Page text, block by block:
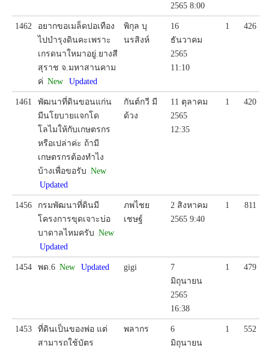
2565 8:00
1462
อยากขอเมล็ดปอเทือง
ไปบำรุงดินคะเพราะ
เกรดนาใหมาอยู่.ยางสี
สุราช จ.มหาสานคาม
ค่ New Updated
พิกุล บุ
นรสิงห์
16
ธันวาคม
2565
11:10
1 426
1461
พัฒนาที่ดินขอนแก่น
มีนโยบายแจกโด
โลไมให้กับเกษตรกร
หรือเปล่าค่ะ ถ้ามี
เกษตรกรต้องทำไง
บ้างเพื่อขอรับ New
Updated
กันต์กวี มี
ด้วง
11 ตุลาคม
2565
12:35
1 420
1456
กรมพัฒนาที่ดินมี
โครงการขุดเจาะบ่อ
บาดาลไหมครับ New
Updated
ภพไชย
เชษฐ์
2 สิงหาคม
2565 9:40
1 811
1454 พด.6 New Updated gigi
7
มิถุนายน
2565
16:38
1 479
1453
ที่ดินเป็นของพ่อ แต่
สามารถใช้บัตร
พลากร
6
มิถุนายน
1 552